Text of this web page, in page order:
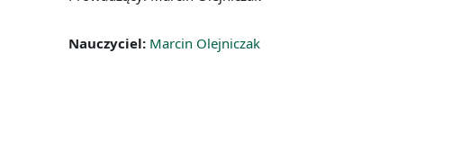
Nauczyciel: Marcin Olejniczak